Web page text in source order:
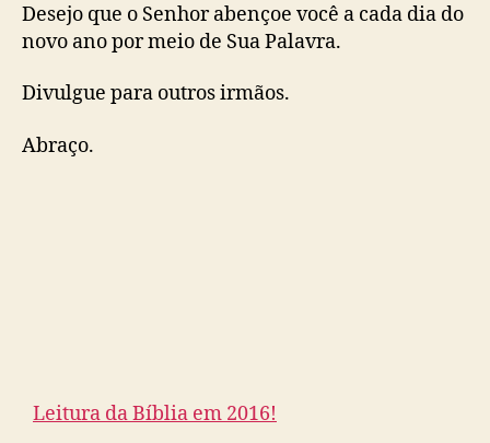
Desejo que o Senhor abençoe você a cada dia do
novo ano por meio de Sua Palavra.
Divulgue para outros irmãos.
Abraço.
Leitura da Bíblia em 2016!